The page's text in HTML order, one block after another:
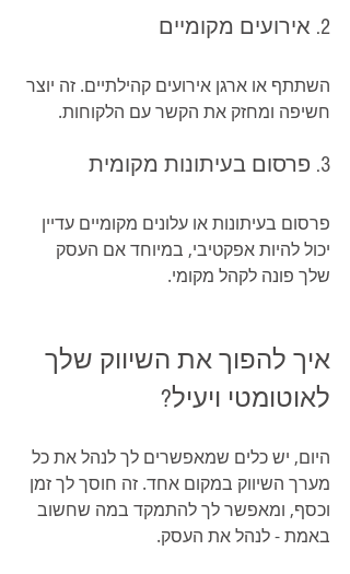
2. אירועים מקומיים
השתתף או ארגן אירועים קהילתיים. זה יוצר
חשיפה ומחזק את הקשר עם הלקוחות.
3. פרסום בעיתונות מקומית
פרסום בעיתונות או עלונים מקומיים עדיין
יכול להיות אפקטיבי, במיוחד אם העסק
שלך פונה לקהל מקומי.
איך להפוך את השיווק שלך
לאוטומטי ויעיל?
היום, יש כלים שמאפשרים לך לנהל את כל
מערך השיווק במקום אחד. זה חוסך לך זמן
וכסף, ומאפשר לך להתמקד במה שחשוב
באמת - לנהל את העסק.